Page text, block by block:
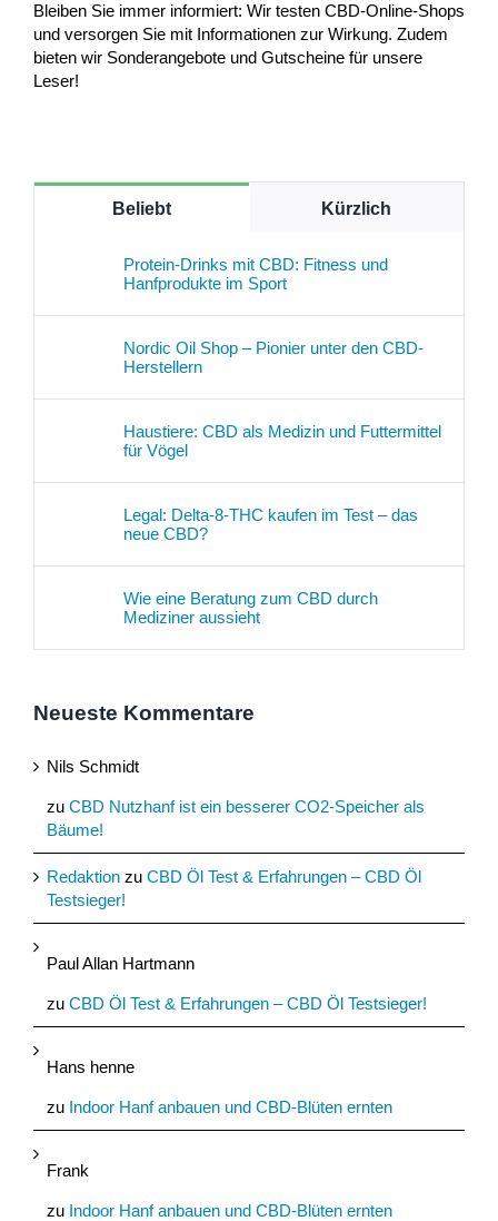
Bleiben Sie immer informiert: Wir testen CBD-Online-Shops
und versorgen Sie mit Informationen zur Wirkung. Zudem
bieten wir Sonderangebote und Gutscheine für unsere
Leser!
Beliebt Kürzlich
Protein-Drinks mit CBD: Fitness und
Hanfprodukte im Sport
Nordic Oil Shop – Pionier unter den CBD-
Herstellern
Haustiere: CBD als Medizin und Futtermittel
für Vögel
Legal: Delta-8-THC kaufen im Test – das
neue CBD?
Wie eine Beratung zum CBD durch
Mediziner aussieht
Neueste Kommentare
Nils Schmidt
zu CBD Nutzhanf ist ein besserer CO2-Speicher als
Bäume!
Redaktion zu CBD Öl Test & Erfahrungen – CBD Öl
Testsieger!
Paul Allan Hartmann
zu CBD Öl Test & Erfahrungen – CBD Öl Testsieger!
Hans henne
zu Indoor Hanf anbauen und CBD-Blüten ernten
Frank
zu Indoor Hanf anbauen und CBD-Blüten ernten